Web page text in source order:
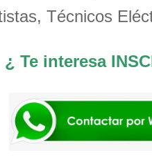
Técnicos
¿ Te interesa